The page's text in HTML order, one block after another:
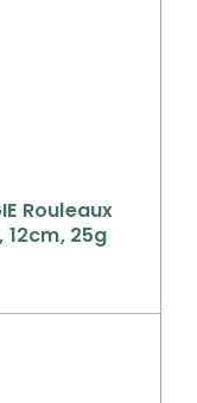
Rouleaux
25g